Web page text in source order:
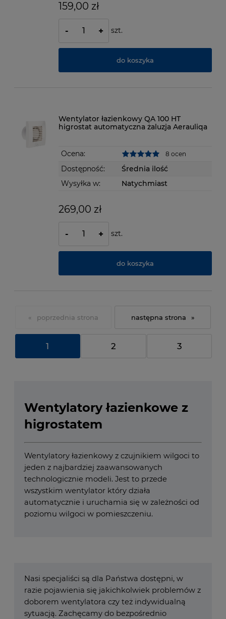
159,00 zł
- + szt.
do koszyka
Wentylator łazienkowy QA 100 HT
higrostat automatyczna żaluzja Aerauliqa
Ocena: 8 ocen
Dostępność:
Średnia ilość
Wysyłka w:
Natychmiast
269,00 zł
- + szt.
do koszyka
«
1 2 3
»
Wentylatory łazienkowe z
higrostatem
Wentylatory łazienkowy z czujnikiem wilgoci to
jeden z najbardziej zaawansowanych
technologicznie modeli. Jest to przede
wszystkim wentylator który działa
automatycznie i uruchamia się w zależności od
poziomu wilgoci w pomieszczeniu.
Nasi specjaliści są dla Państwa dostępni, w
razie pojawienia się jakichkolwiek problemów z
doborem wentylatora czy też indywidualną
sytuacją. Zachęcamy do bezpośrednio